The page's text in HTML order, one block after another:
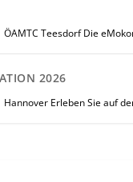
Teesdorf Die
2026
Erleben Sie auf